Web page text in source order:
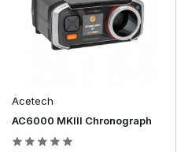
Acetech
AC6000 MKIII Chronograph